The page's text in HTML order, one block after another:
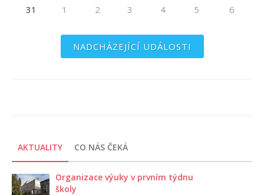
31
1 2 3 4 5 6
NADCHÁZEJÍCÍ UDÁLOSTI
AKTUALITY CO NÁS ČEKÁ
Organizace výuky v prvním týdnu
školy